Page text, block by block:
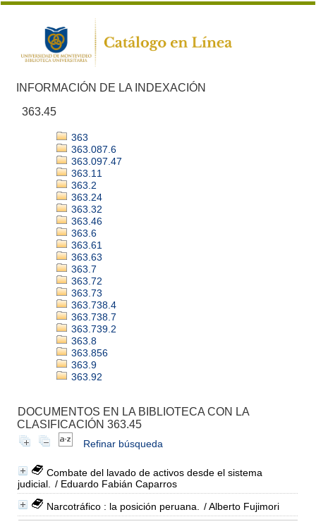
INFORMACIÓN DE LA INDEXACIÓN
363.45
363
363.087.6
363.097.47
363.11
363.2
363.24
363.32
363.46
363.6
363.61
363.63
363.7
363.72
363.73
363.738.4
363.738.7
363.739.2
363.8
363.856
363.9
363.92
DOCUMENTOS EN LA BIBLIOTECA CON LA
CLASIFICACIÓN 363.45
Refinar búsqueda
Combate del lavado de activos desde el sistema
judicial.
/ Eduardo Fabián Caparros
Narcotráfico : la posición peruana.
/ Alberto Fujimori